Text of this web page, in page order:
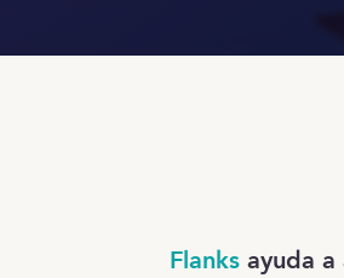
Flanks ayuda